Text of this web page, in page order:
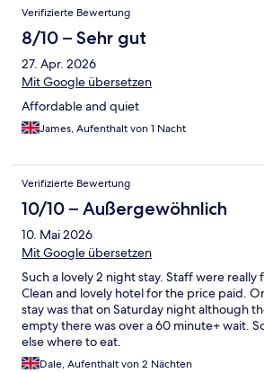
Verifizierte Bewertung
8/10 – Sehr gut
27. Apr. 2026
Mit Google übersetzen
Affordable and quiet
James, Aufenthalt von 1 Nacht
Verifizierte Bewertung
10/10 – Außergewöhnlich
10. Mai 2026
Mit Google übersetzen
Such a lovely 2 night stay. Staff were
Clean and lovely hotel for the price paid.
stay was that on Saturday night although
empty there was over a 60 minute+ wait.
else where to eat.
Dale, Aufenthalt von 2 Nächten